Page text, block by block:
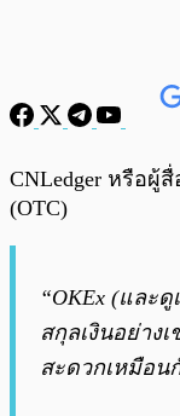
พร้อมเล่น
CNLedger หรือผู้
(OTC)
“OKEx (และ
สกุลเงินอย่าง
สะดวกเหมือน